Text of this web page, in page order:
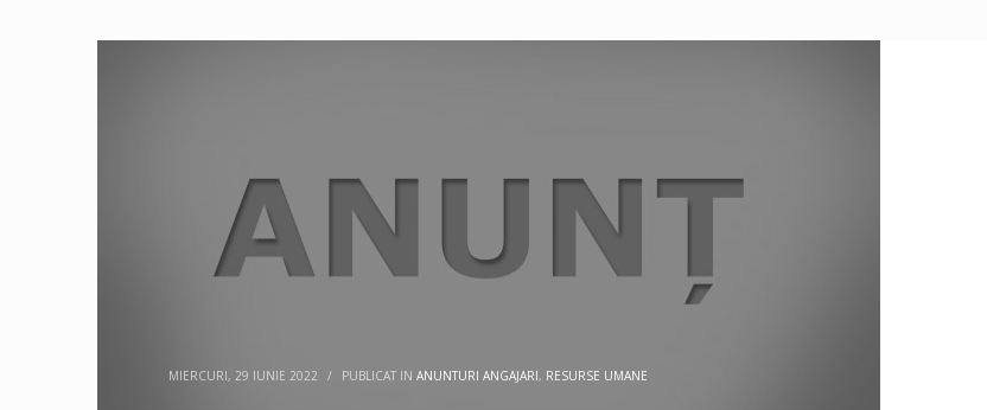
MIERCURI, 29 IUNIE 2022 / PUBLICAT IN ANUNTURI ANGAJARI, RESURSE UMANE